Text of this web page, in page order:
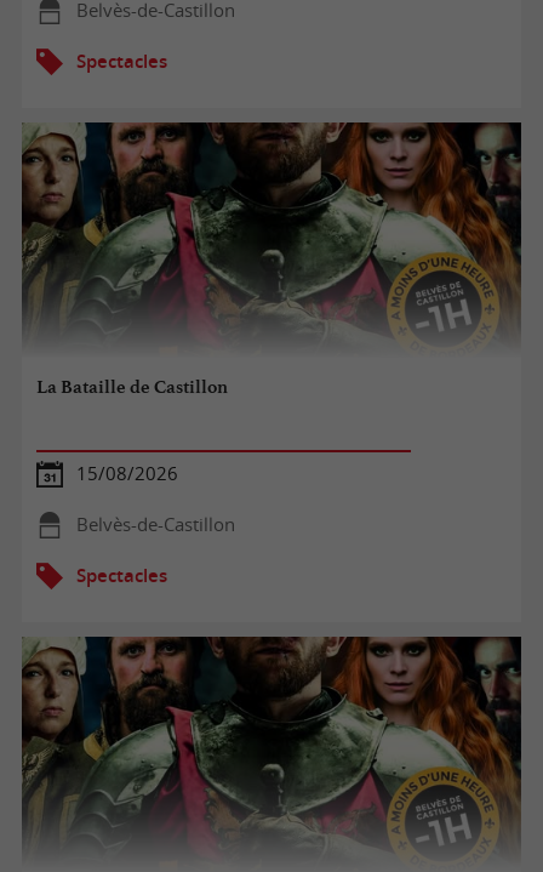
Belvès-de-Castillon
Spectacles
La Bataille de Castillon
15/08/2026
Belvès-de-Castillon
Spectacles